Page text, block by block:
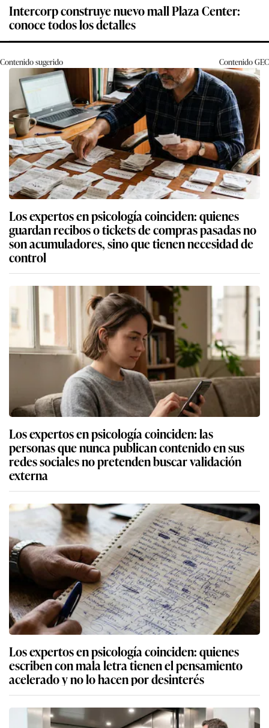
Intercorp construye nuevo mall Plaza Center:
conoce todos los detalles
Contenido sugerido ContenidoGEC
Los expertos en psicología coinciden: quienes
guardan recibos o tickets de compras pasadas no
son acumuladores, sino que tienen necesidad de
control
Los expertos en psicología coinciden: las
personas que nunca publican contenido en sus
redes sociales no pretenden buscar validación
externa
Los expertos en psicología coinciden: quienes
escriben con mala letra tienen el pensamiento
acelerado y no lo hacen por desinterés